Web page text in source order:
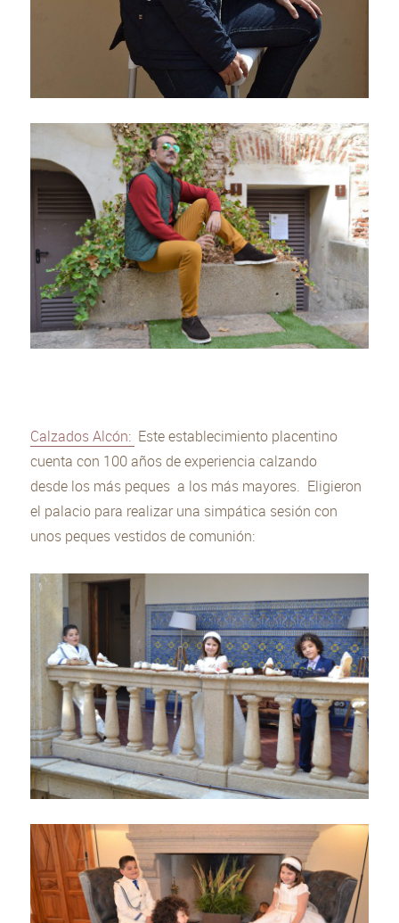
Calzados Alcón: Este establecimiento placentino
cuenta con 100 años de experiencia calzando
desde los más peques a los más mayores. Eligieron
el palacio para realizar una simpática sesión con
unos peques vestidos de comunión: